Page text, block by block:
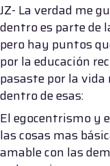
JZ- La verdad me
dentro es parte de
pero hay puntos
por la educación
pasaste por la
dentro de esas:
El egocentrismo y
las cosas mas
amable con las